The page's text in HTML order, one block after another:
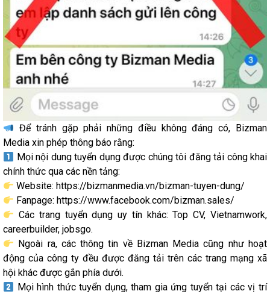
Để tránh gặp phải những điều không đáng có, Bizman
Media xin phép thông báo rằng:
Mọi nội dung tuyển dụng được chúng tôi đăng tải công khai
chính thức qua các nền tảng:
Website: https://bizmanmedia.vn/bizman-tuyen-dung/
Fanpage: https://www.facebook.com/bizman.sales/
Các trang tuyển dụng uy tín khác: Top CV, Vietnamwork,
careerbuilder, jobsgo.
Ngoài ra, các thông tin về Bizman Media cũng như hoạt
động của công ty đều được đăng tải trên các trang mạng xã
hội khác được gắn phía dưới.
Mọi hình thức tuyển dụng, tham gia ứng tuyển tại các vị trí